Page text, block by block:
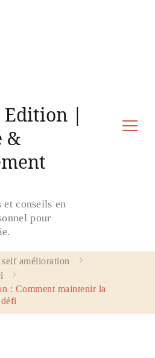
|
&
conseils en
pour
self amélioration
: Comment maintenir la